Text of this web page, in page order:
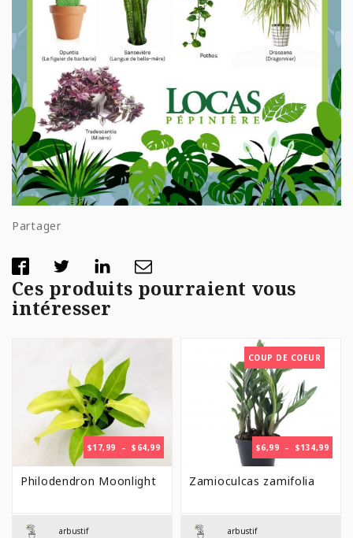
Partager
Ces produits pourraient vous
intéresser
$17,99 – $ 64,99PLAGE
DE
Philodendron Moonlight
arbustif
COUP DE COEUR
$6,99 – $134,99
DE
Zamioculcas zamifolia
arbustif